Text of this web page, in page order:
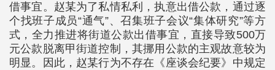
借事宜。赵某为了私情私利，执意出借公款，通过逐
个找班子成员“通气”、召集班子会议“集体研究”等方
式，全力推进将街道公款出借事宜，直接导致500万
元公款脱离甲街道控制，其挪用公款的主观故意较为
明显。因此，赵某行为不存在《座谈会纪要》中规定